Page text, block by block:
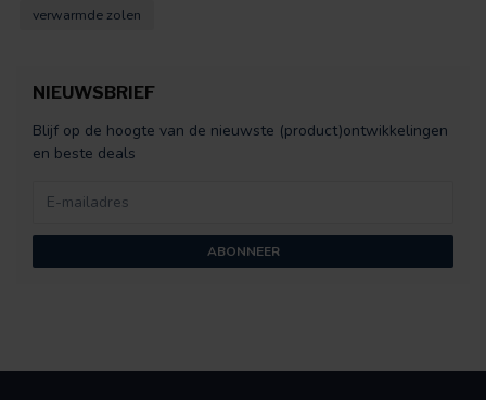
verwarmde zolen
NIEUWSBRIEF
Blijf op de hoogte van de nieuwste (product)ontwikkelingen
en beste deals
ABONNEER